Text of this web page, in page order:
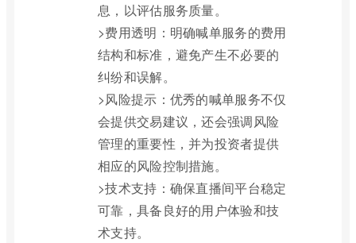
息，以评估服务质量。
>费用透明：明确喊单服务的费用
结构和标准，避免产生不必要的
纠纷和误解。
>风险提示：优秀的喊单服务不仅
会提供交易建议，还会强调风险
管理的重要性，并为投资者提供
相应的风险控制措施。
>技术支持：确保直播间平台稳定
可靠，具备良好的用户体验和技
术支持。